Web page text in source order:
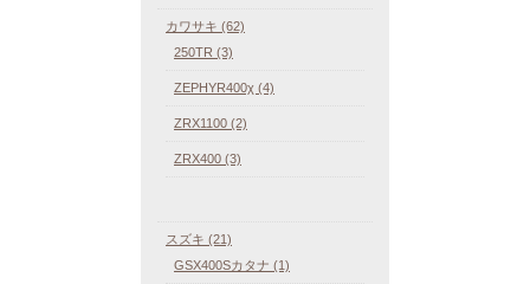
カワサキ (62)
250TR (3)
ZEPHYR400χ (4)
ZRX1100 (2)
ZRX400 (3)
スズキ (21)
GSX400Sカタナ (1)